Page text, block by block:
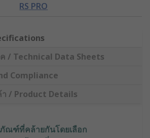
RS PRO
/ Technical Data Sheets
Compliance
า / Product Details
ณฑ์ที่คล้ายกันโดยเลือก